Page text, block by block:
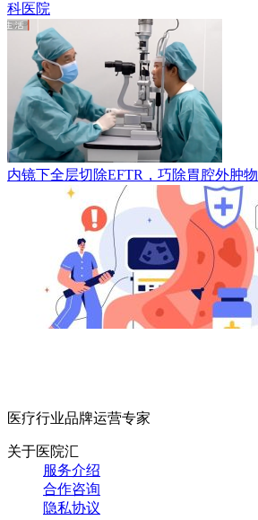
科医院
内镜下全层切除EFTR，巧除胃腔外肿物
医疗行业品牌运营专家
关于医院汇
服务介绍
合作咨询
隐私协议